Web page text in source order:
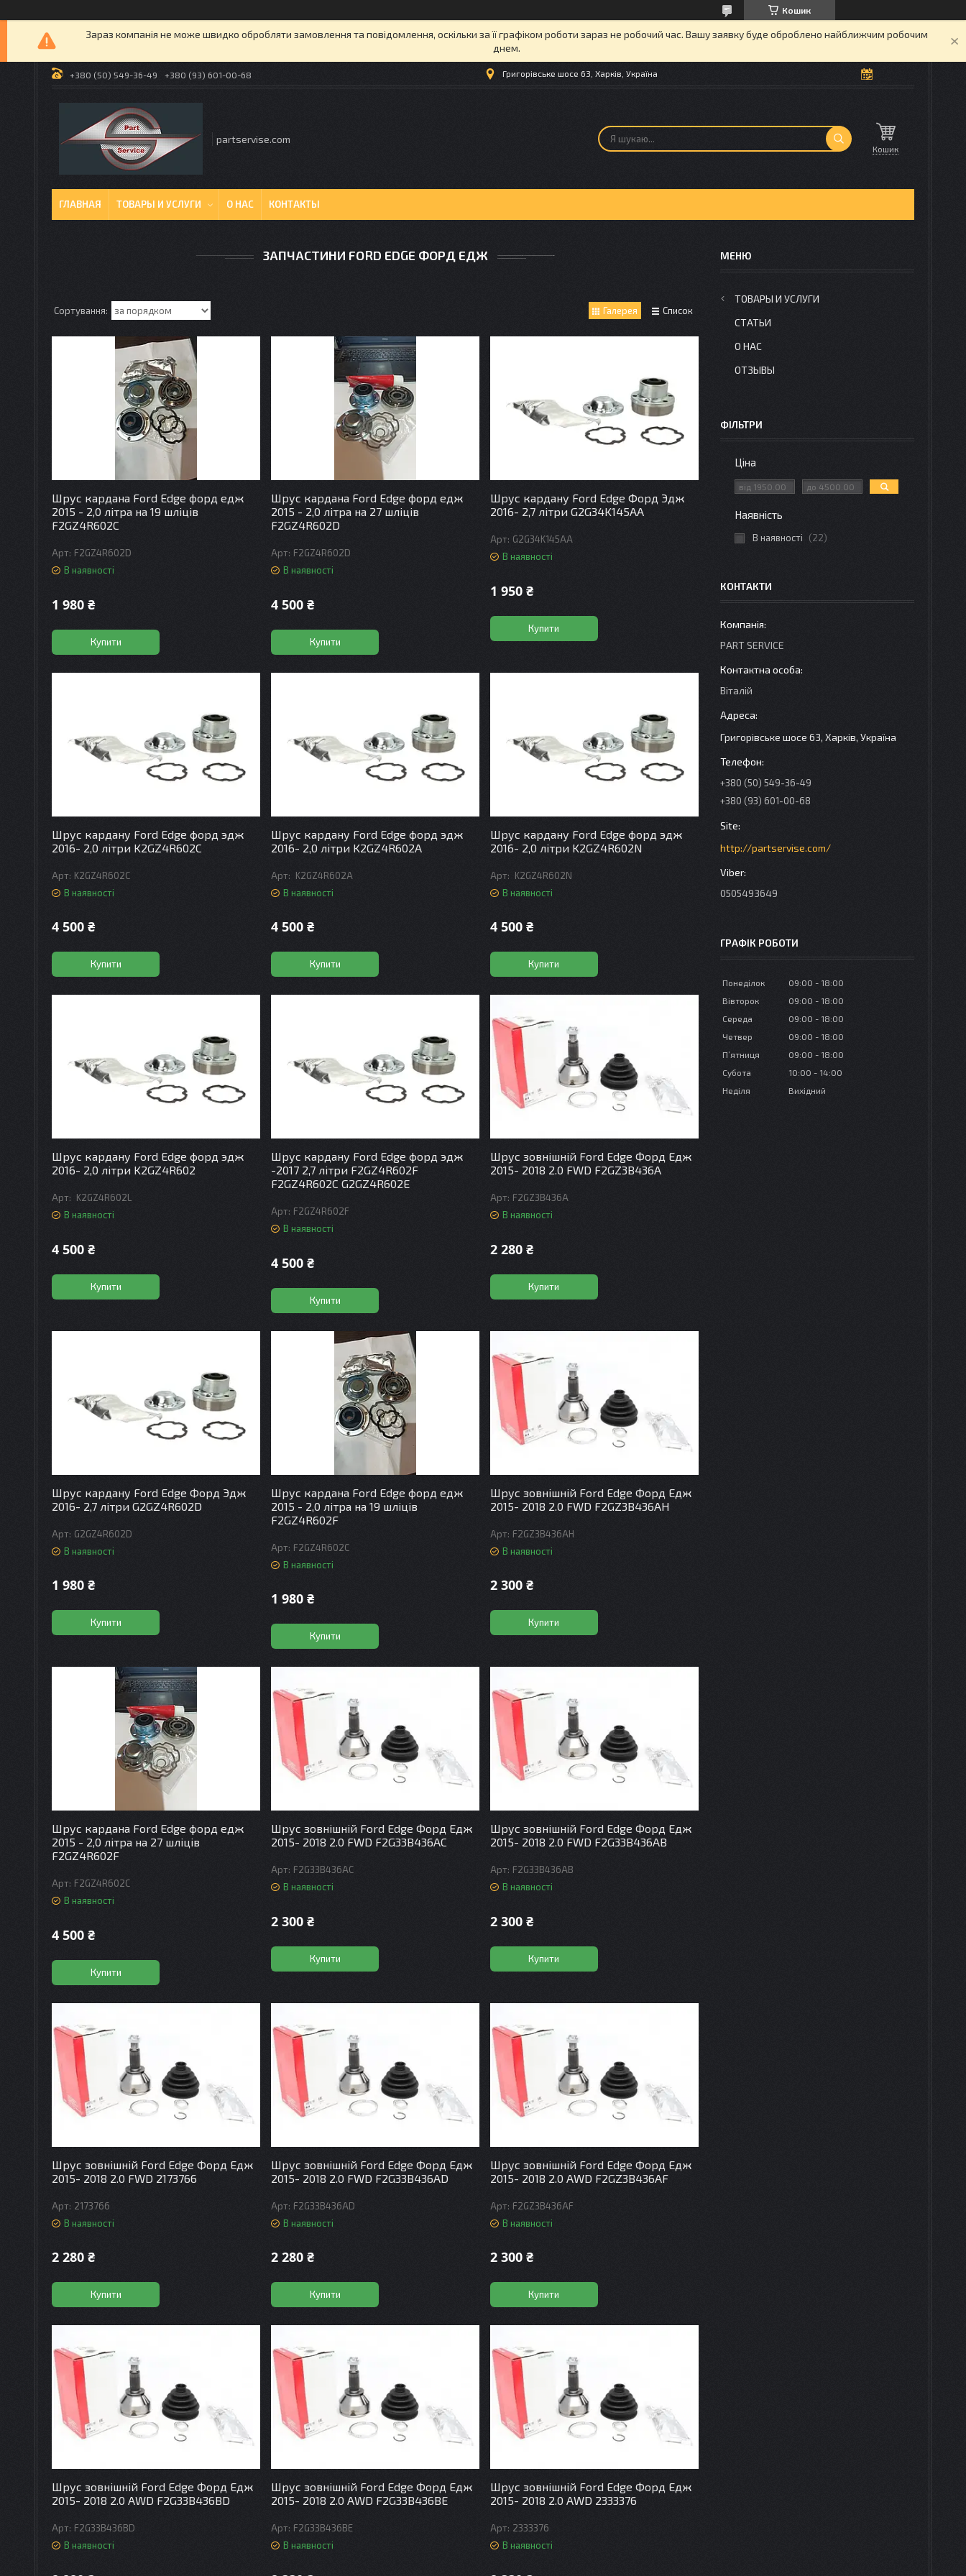
Кошик
Зараз компанія не може швидко обробляти замовлення та повідомлення, оскільки за її графіком роботи зараз не робочий час. Вашу заявку буде оброблено найближчим робочим
днем.
+380 (50) 549-36-49 +380 (93) 601-00-68 Григорівське шосе 63, Харків, Україна
partservise.com
Кошик
ГЛАВНАЯ ТОВАРЫ И УСЛУГИ О НАС КОНТАКТЫ
ЗАПЧАСТИНИ FORD EDGE ФОРД ЕДЖ
Галерея Список
Шрус кардана Ford Edge форд едж
2015 - 2,0 літра на 19 шліців
F2GZ4R602C
F2GZ4R602D
В наявності
1 980 ₴
Купити
Шрус кардана Ford Edge форд едж
2015 - 2,0 літра на 27 шліців
F2GZ4R602D
F2GZ4R602D
В наявності
4 500 ₴
Купити
Шрус кардану Ford Edge Форд Эдж
2016- 2,7 літри G2G34K145AA
G2G34K145AA
В наявності
1 950 ₴
Купити
Шрус кардану Ford Edge форд эдж
2016- 2,0 літри K2GZ4R602C
K2GZ4R602C
В наявності
4 500 ₴
Купити
Шрус кардану Ford Edge форд эдж
2016- 2,0 літри K2GZ4R602A
K2GZ4R602A
В наявності
4 500 ₴
Купити
Шрус кардану Ford Edge форд эдж
2016- 2,0 літри K2GZ4R602N
K2GZ4R602N
В наявності
4 500 ₴
Купити
Шрус кардану Ford Edge форд эдж
2016- 2,0 літри K2GZ4R602
K2GZ4R602L
В наявності
4 500 ₴
Купити
Шрус кардану Ford Edge форд эдж
-2017 2,7 літри F2GZ4R602F
F2GZ4R602C G2GZ4R602E
F2GZ4R602F
В наявності
4 500 ₴
Купити
Шрус зовнішній Ford Edge Форд Едж
2015- 2018 2.0 FWD F2GZ3B436A
F2GZ3B436A
В наявності
2 280 ₴
Купити
Шрус кардану Ford Edge Форд Эдж
2016- 2,7 літри G2GZ4R602D
G2GZ4R602D
В наявності
1 980 ₴
Купити
Шрус кардана Ford Edge форд едж
2015 - 2,0 літра на 19 шліців
F2GZ4R602F
F2GZ4R602C
В наявності
1 980 ₴
Купити
Шрус зовнішній Ford Edge Форд Едж
2015- 2018 2.0 FWD F2GZ3B436AH
F2GZ3B436AH
В наявності
2 300 ₴
Купити
Шрус кардана Ford Edge форд едж
2015 - 2,0 літра на 27 шліців
F2GZ4R602F
F2GZ4R602C
В наявності
4 500 ₴
Купити
Шрус зовнішній Ford Edge Форд Едж
2015- 2018 2.0 FWD F2G33B436AC
F2G33B436AC
В наявності
2 300 ₴
Купити
Шрус зовнішній Ford Edge Форд Едж
2015- 2018 2.0 FWD F2G33B436AB
F2G33B436AB
В наявності
2 300 ₴
Купити
Шрус зовнішній Ford Edge Форд Едж
2015- 2018 2.0 FWD 2173766
2173766
В наявності
2 280 ₴
Купити
Шрус зовнішній Ford Edge Форд Едж
2015- 2018 2.0 FWD F2G33B436AD
F2G33B436AD
В наявності
2 280 ₴
Купити
Шрус зовнішній Ford Edge Форд Едж
2015- 2018 2.0 AWD F2GZ3B436AF
F2GZ3B436AF
В наявності
2 300 ₴
Купити
Шрус зовнішній Ford Edge Форд Едж
2015- 2018 2.0 AWD F2G33B436BD
F2G33B436BD
В наявності
Шрус зовнішній Ford Edge Форд Едж
2015- 2018 2.0 AWD F2G33B436BE
F2G33B436BE
В наявності
Шрус зовнішній Ford Edge Форд Едж
2015- 2018 2.0 AWD 2333376
2333376
В наявності
ТОВАРЫ И УСЛУГИ
СТАТЬИ
О НАС
ОТЗЫВЫ
ФІЛЬТРИ
Ціна
Наявність
В наявності 22
КОНТАКТИ
PART SERVICE
Віталій
Григорівське шосе 63, Харків, Україна
+380 (50) 549-36-49
+380 (93) 601-00-68
http://partservise.com/
0505493649
ГРАФІК РОБОТИ
Понеділок 09:00
18:00
Вівторок
09:00
18:00
Середа
09:00
18:00
Четвер
09:00
18:00
Пʼятниця
09:00
18:00
Субота
10:00
14:00
Неділя
Вихідний